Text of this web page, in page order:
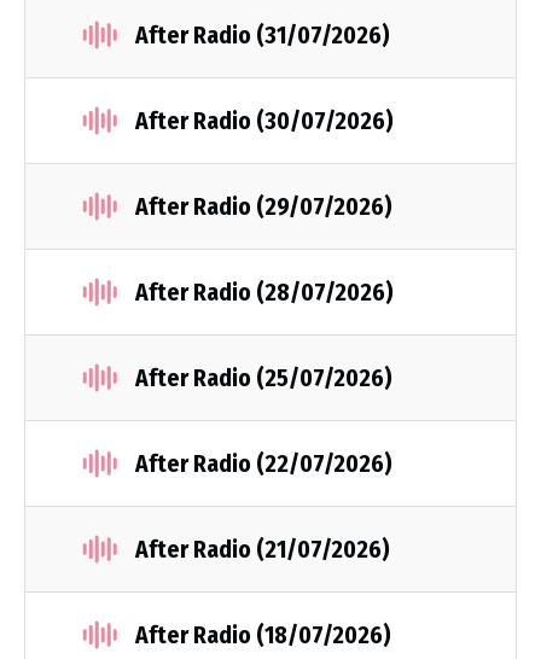
After Radio (31/07/2026)
After Radio (30/07/2026)
After Radio (29/07/2026)
After Radio (28/07/2026)
After Radio (25/07/2026)
After Radio (22/07/2026)
After Radio (21/07/2026)
After Radio (18/07/2026)